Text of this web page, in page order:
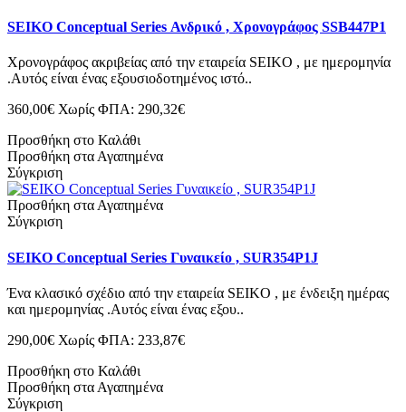
SEIKO Conceptual Series Ανδρικό , Χρονογράφος SSB447P1
Χρονογράφος ακριβείας από την εταιρεία SEIKO , με ημερομηνία
.Αυτός είναι ένας εξουσιοδοτημένος ιστό..
360,00€ Χωρίς ΦΠΑ: 290,32€
Προσθήκη στο Καλάθι
Προσθήκη στα Αγαπημένα
Σύγκριση
Προσθήκη στα Αγαπημένα
Σύγκριση
SEIKO Conceptual Series Γυναικείο , SUR354P1J
Ένα κλασικό σχέδιο από την εταιρεία SEIKO , με ένδειξη ημέρας
και ημερομηνίας .Αυτός είναι ένας εξου..
290,00€ Χωρίς ΦΠΑ: 233,87€
Προσθήκη στο Καλάθι
Προσθήκη στα Αγαπημένα
Σύγκριση